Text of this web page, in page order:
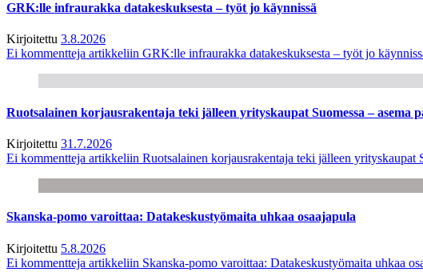
GRK:lle infraurakka datakeskuksesta – työt jo käynnissä
Kirjoitettu 3.8.2026
Ei kommentteja artikkeliin GRK:lle infraurakka datakeskuksesta – työt jo
Ruotsalainen korjausrakentaja teki jälleen yrityskaupat Suomessa – asema
Kirjoitettu 31.7.2026
Ei kommentteja artikkeliin Ruotsalainen korjausrakentaja teki jälleen yrityskaupat
Skanska-pomo varoittaa: Datakeskustyömaita uhkaa osaajapula
Kirjoitettu 5.8.2026
Ei kommentteja artikkeliin Skanska-pomo varoittaa: Datakeskustyömaita uhkaa